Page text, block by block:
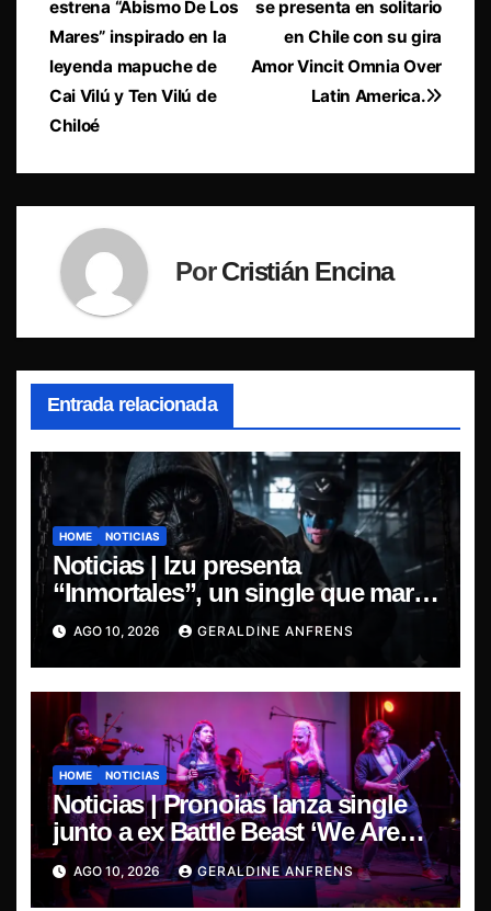
de
entradas
se presenta en solitario
en Chile con su gira
Amor Vincit Omnia Over
Latin America.
estrena “Abismo De Los
Mares” inspirado en la
leyenda mapuche de
Cai Vilú y Ten Vilú de
Chiloé
PorCristián Encina
Entrada relacionada
HOME NOTICIAS
Noticias | Izu presenta
“Inmortales”, un single que marca
su esperado regreso.
AGO 10, 2026 GERALDINE ANFRENS
HOME NOTICIAS
Noticias | Pronoias lanza single
junto a ex Battle Beast ‘We Are
The Same’ une el metal de Chile y
Finlandia.
AGO 10, 2026 GERALDINE ANFRENS